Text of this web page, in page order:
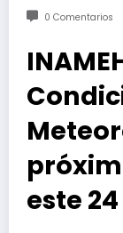
0 Comentarios
este